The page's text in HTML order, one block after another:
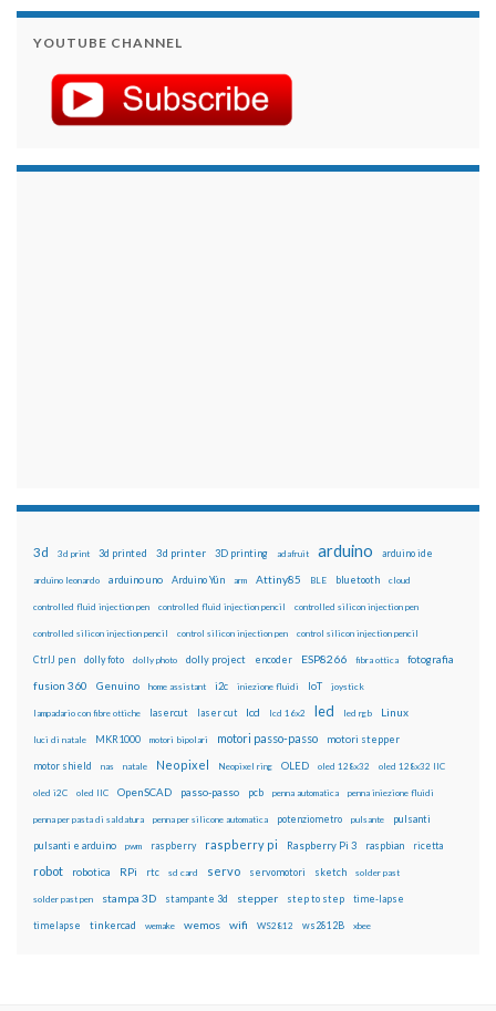
YOUTUBE CHANNEL
3d 3d print 3d printed 3d printer 3D printing adafruit arduino arduino ide
arduino leonardo arduino uno Arduino Yún arm Attiny85 BLE bluetooth cloud
controlled fluid injection pen controlled fluid injection pencil controlled silicon injection pen
controlled silicon injection pencil control silicon injection pen control silicon injection pencil
CtrlJ pen dolly foto dolly photo dolly project encoder ESP8266 fibra ottica fotografia
fusion 360 Genuino home assistant i2c iniezione fluidi IoT joystick
lampadario con fibre ottiche lasercut laser cut lcd lcd 16x2 led led rgb Linux
luci di natale MKR1000 motori bipolari motori passo-passo motori stepper
motor shield nas natale Neopixel Neopixel ring OLED oled 128x32 oled 128x32 IIC
oled i2C oled IIC OpenSCAD passo-passo pcb penna automatica penna iniezione fluidi
penna per pasta di saldatura penna per silicone automatica potenziometro pulsante pulsanti
pulsanti e arduino pwm raspberry raspberry pi Raspberry Pi 3 raspbian ricetta
robot robotica RPi rtc sd card servo servomotori sketch solder past
solder past pen stampa 3D stampante 3d stepper step to step time-lapse
timelapse tinkercad wemake wemos wifi WS2812 ws2812B xbee